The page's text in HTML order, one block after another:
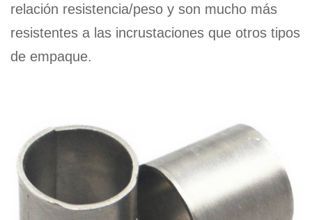
relación resistencia/peso y son mucho más
resistentes a las incrustaciones que otros tipos
de empaque.